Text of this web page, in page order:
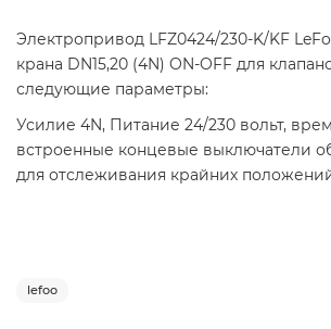
Электропривод LFZ0424/230-K/KF
крана DN15,20 (4N) ON-OFF для
следующие параметры:
Усилие 4N, Питание 24/230 вольт,
встроенные концевые выключатели
для отслеживания крайних
lefoo